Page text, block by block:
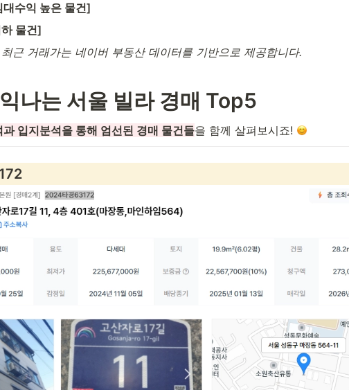
수익 높은 물건]
물건]
근 거래가는 네이버 부동산 데이터를 기반으로 제공합니다.
나는 서울 빌라 경매 Top5
입지분석을 통해 엄선된 경매 물건들을 함께 살펴보시죠!